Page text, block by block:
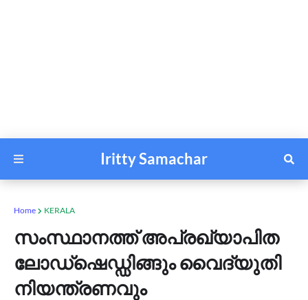
Iritty Samachar
Home KERALA
സംസ്ഥാനത്ത് അപ്രഖ്യാപിത
ലോഡ്‌ഷെഡ്ഡിങ്ങും വൈദ്യുതി
നിയന്ത്രണവും